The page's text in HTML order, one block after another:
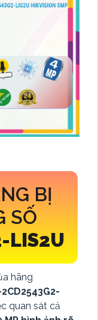
BỊ
SỐ
LIS2U
hãng
quan sát cả